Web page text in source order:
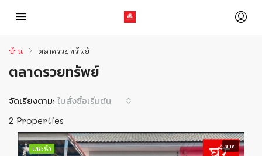
บ้าน ตลาดรวยทรัพย์
ตลาดรวยทรัพย์
2 Properties
จัดเรียงตาม: ใบสั่งซื้อเริ่มต้น
แนะนำ ขาย